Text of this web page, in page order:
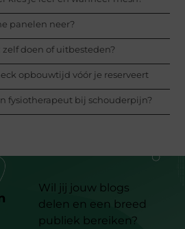
panelen neer?
doen of uitbesteden?
opbouwtijd vóór je reserveert
fysiotherapeut bij schouderpijn?
Wil jij jouw blogs
delen en een breed
publiek bereiken?